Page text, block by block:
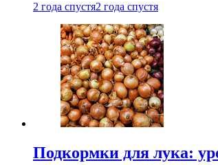
2 года спустя2 года спустя
Подкормки для лука: